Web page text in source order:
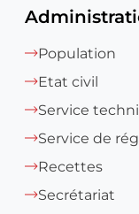
Population
Etat civil
Service
Service de
Recettes
Secrétariat